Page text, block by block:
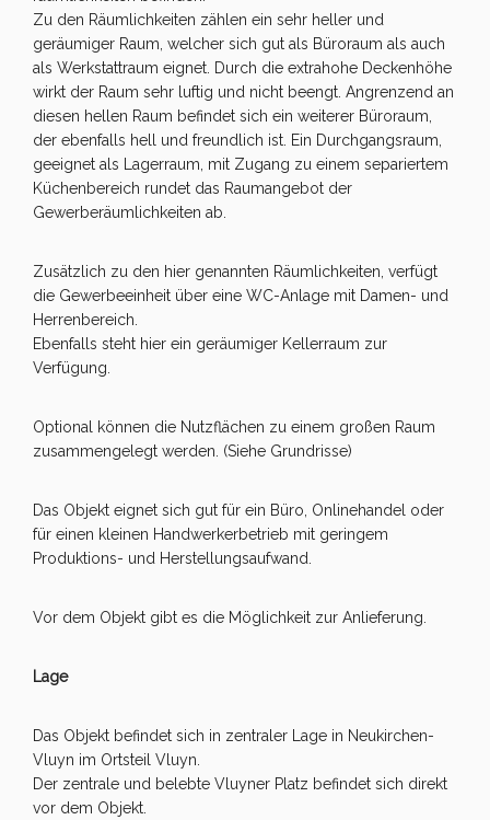
Zu den Räumlichkeiten zählen ein sehr heller und
geräumiger Raum, welcher sich gut als Büroraum als auch
als Werkstattraum eignet. Durch die extrahohe Deckenhöhe
wirkt der Raum sehr luftig und nicht beengt. Angrenzend an
diesen hellen Raum befindet sich ein weiterer Büroraum,
der ebenfalls hell und freundlich ist. Ein Durchgangsraum,
geeignet als Lagerraum, mit Zugang zu einem separiertem
Küchenbereich rundet das Raumangebot der
Gewerberäumlichkeiten ab.
Zusätzlich zu den hier genannten Räumlichkeiten, verfügt
die Gewerbeeinheit über eine WC-Anlage mit Damen- und
Herrenbereich.
Ebenfalls steht hier ein geräumiger Kellerraum zur
Verfügung.
Optional können die Nutzflächen zu einem großen Raum
zusammengelegt werden. (Siehe Grundrisse)
Das Objekt eignet sich gut für ein Büro, Onlinehandel oder
für einen kleinen Handwerkerbetrieb mit geringem
Produktions- und Herstellungsaufwand.
Vor dem Objekt gibt es die Möglichkeit zur Anlieferung.
Lage
Das Objekt befindet sich in zentraler Lage in Neukirchen-
Vluyn im Ortsteil Vluyn.
Der zentrale und belebte Vluyner Platz befindet sich direkt
vor dem Objekt.